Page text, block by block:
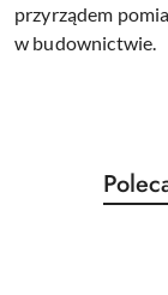
przyrządem
w budownictwie.
Pomiń
o